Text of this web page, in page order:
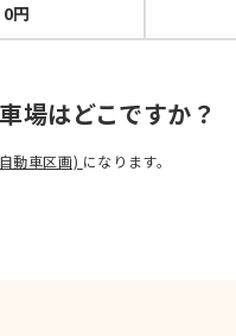
気に入り
0円
場はどこですか？
動車区画) になります。